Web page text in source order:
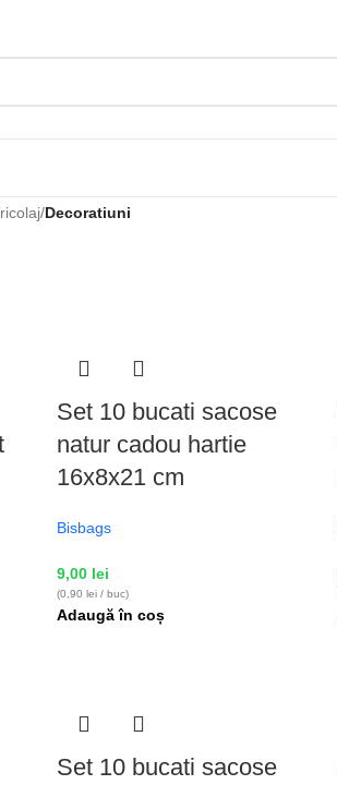
/Decoratiuni
Set 10 bucati sacose
natur cadou hartie
16x8x21 cm
Bisbags
9,00 lei
(0,90 lei / buc)
Adaugă în coș
Set 10 bucati sacose